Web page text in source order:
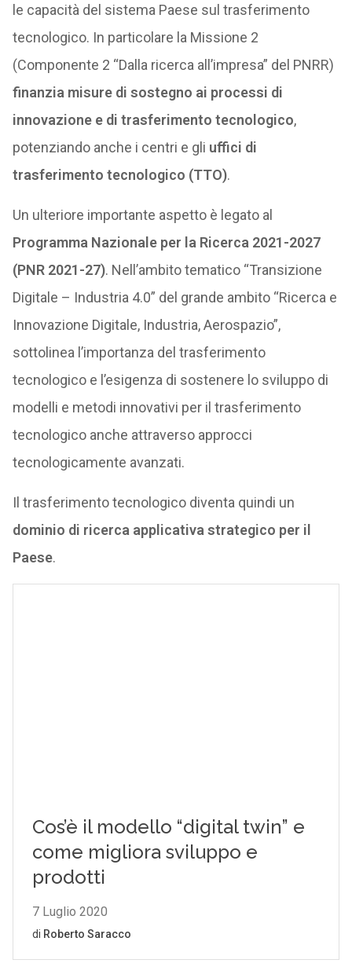
le capacità del sistema Paese sul trasferimento
tecnologico. In particolare la Missione 2
(Componente 2 “Dalla ricerca all’impresa” del PNRR)
finanzia misure di sostegno ai processi di
innovazione e di trasferimento tecnologico,
potenziando anche i centri e gli uffici di
trasferimento tecnologico (TTO).
Un ulteriore importante aspetto è legato al
Programma Nazionale per la Ricerca 2021-2027
(PNR 2021-27). Nell’ambito tematico “Transizione
Digitale – Industria 4.0” del grande ambito “Ricerca e
Innovazione Digitale, Industria, Aerospazio”,
sottolinea l’importanza del trasferimento
tecnologico e l’esigenza di sostenere lo sviluppo di
modelli e metodi innovativi per il trasferimento
tecnologico anche attraverso approcci
tecnologicamente avanzati.
Il trasferimento tecnologico diventa quindi un
dominio di ricerca applicativa strategico per il
Paese.